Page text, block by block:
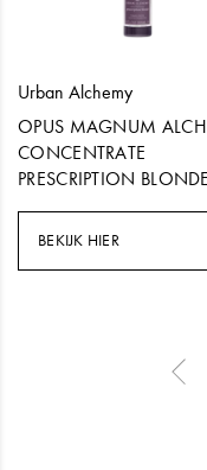
Urban Alchemy
OPUS MAGNUM
CONCENTRATE
PRESCRIPTION BLONDE
BEKIJK HIER